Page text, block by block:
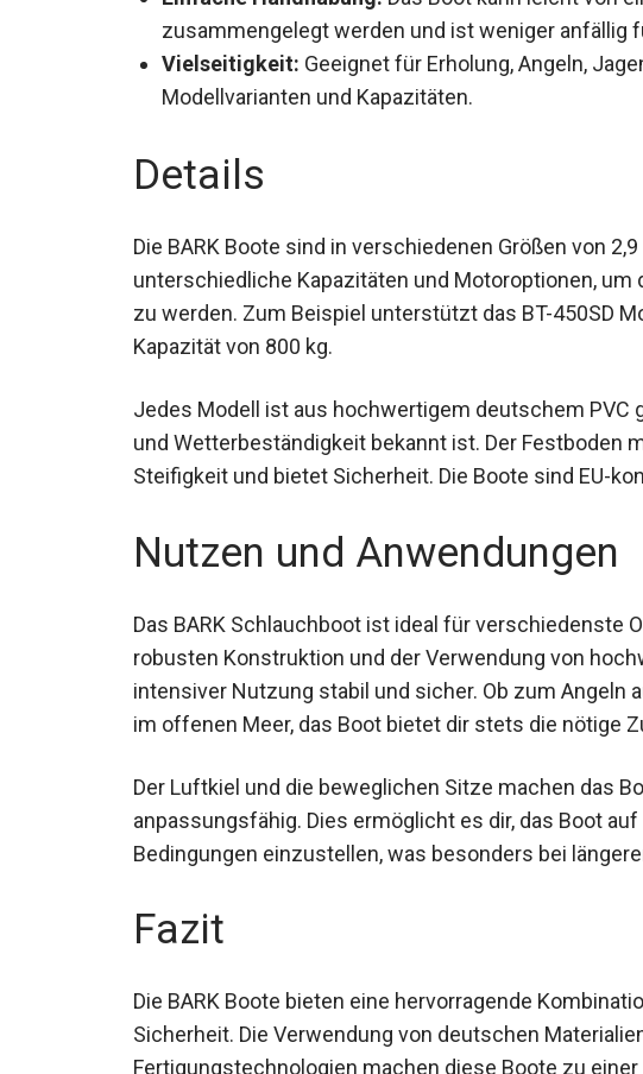
Einfache Handhabung: Das Boot kann leicht von
zusammengelegt werden und ist weniger anfällig
Vielseitigkeit:
Geeignet für Erholung, Angeln,
Details
Die BARK Boote sind in verschiedenen Größen von
unterschiedliche Kapazitäten und Motoroptionen,
zu werden. Zum Beispiel unterstützt das BT-450SD
Jedes Modell ist aus hochwertigem deutschem PVC
und Wetterbeständigkeit bekannt ist. Der Festboden
Nutzen und Anwendungen
Das BARK Schlauchboot ist ideal für verschiedenste
robusten Konstruktion und der Verwendung von
intensiver Nutzung stabil und sicher. Ob zum Angeln
Tauchen im offenen Meer, das Boot bietet dir stets
Der Luftkiel und die beweglichen Sitze machen das
anpassungsfähig. Dies ermöglicht es dir, das Boot
Bedingungen einzustellen, was besonders bei
Fazit
Die BARK Boote bieten eine hervorragende
Sicherheit. Die Verwendung von deutschen